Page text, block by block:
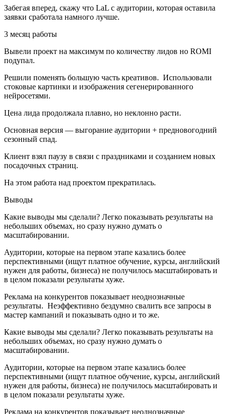
Забегая вперед, скажу что LaL с аудитории, которая оставила
заявки сработала намного лучше.
3 месяц работы
Вывели проект на максимум по количеству лидов но ROMI
подупал.
Решили поменять большую часть креативов. Использовали
стоковые картинки и изображения сегенерированного
нейросетями.
Цена лида продолжала плавно, но неклонно расти.
Основная версия — выгорание аудитории + предновогодний
сезонный спад.
Клиент взял паузу в связи с праздниками и созданием новых
посадочных страниц.
На этом работа над проектом прекратилась.
Выводы
Какие выводы мы сделали? Легко показывать результаты на
небольших объемах, но сразу нужно думать о
масштабировании.
Аудитории, которые на первом этапе казались более
перспективными (ищут платное обучение, курсы, английский
нужен для работы, бизнеса) не получилось масштабировать и
в целом показали результаты хуже.
Реклама на конкурентов показывает неоднозначные
результаты. Неэффективно бездумно свалить все запросы в
мастер кампаний и показывать одно и то же.
Какие выводы мы сделали? Легко показывать результаты на
небольших объемах, но сразу нужно думать о
масштабировании.
Аудитории, которые на первом этапе казались более
перспективными (ищут платное обучение, курсы, английский
нужен для работы, бизнеса) не получилось масштабировать и
в целом показали результаты хуже.
Реклама на конкурентов показывает неоднозначные